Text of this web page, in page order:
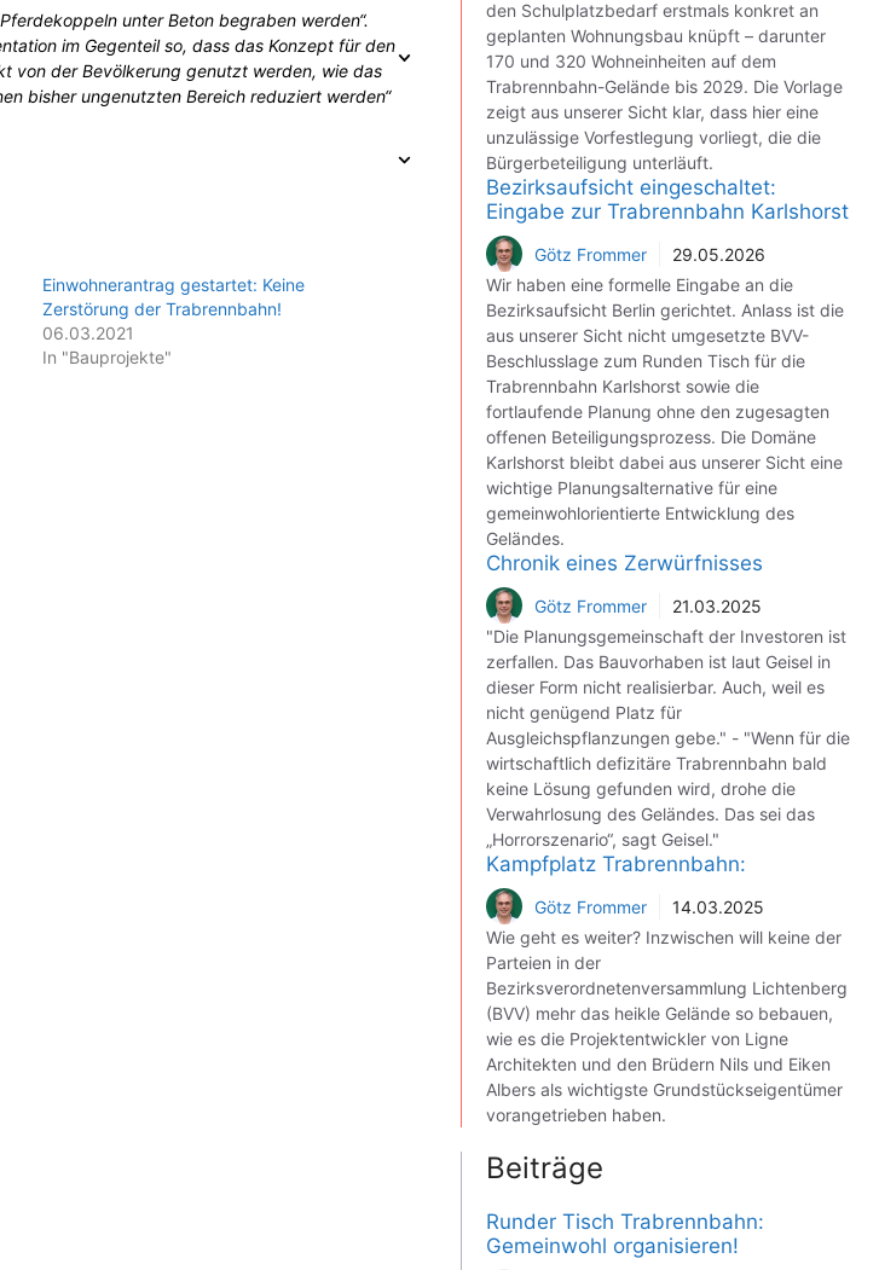
unter Beton begraben werden“.
im Gegenteil so, dass das Konzept für den
von der Bevölkerung genutzt werden, wie das
bisher ungenutzten Bereich reduziert werden“
Einwohnerantrag gestartet: Keine
Zerstörung der Trabrennbahn!
06.03.2021
In "Bauprojekte"
den Schulplatzbedarf erstmals konkret an
geplanten Wohnungsbau knüpft – darunter
170 und 320 Wohneinheiten auf dem
Trabrennbahn-Gelände bis 2029. Die Vorlage
zeigt aus unserer Sicht klar, dass hier eine
unzulässige Vorfestlegung vorliegt, die die
Bürgerbeteiligung unterläuft.
Bezirksaufsicht eingeschaltet:
Eingabe zur Trabrennbahn Karlshorst
Götz Frommer
29.05.2026
Wir haben eine formelle Eingabe an die
Bezirksaufsicht Berlin gerichtet. Anlass ist die
aus unserer Sicht nicht umgesetzte BVV-
Beschlusslage zum Runden Tisch für die
Trabrennbahn Karlshorst sowie die
fortlaufende Planung ohne den zugesagten
offenen Beteiligungsprozess. Die Domäne
Karlshorst bleibt dabei aus unserer Sicht eine
wichtige Planungsalternative für eine
gemeinwohlorientierte Entwicklung des
Geländes.
Chronik eines Zerwürfnisses
Götz Frommer
21.03.2025
"Die Planungsgemeinschaft der Investoren ist
zerfallen. Das Bauvorhaben ist laut Geisel in
dieser Form nicht realisierbar. Auch, weil es
nicht genügend Platz für
Ausgleichspflanzungen gebe." - "Wenn für die
wirtschaftlich defizitäre Trabrennbahn bald
keine Lösung gefunden wird, drohe die
Verwahrlosung des Geländes. Das sei das
„Horrorszenario“, sagt Geisel."
Kampfplatz Trabrennbahn:
Götz Frommer
14.03.2025
Wie geht es weiter? Inzwischen will keine der
Parteien in der
Bezirksverordnetenversammlung Lichtenberg
(BVV) mehr das heikle Gelände so bebauen,
wie es die Projektentwickler von Ligne
Architekten und den Brüdern Nils und Eiken
Albers als wichtigste Grundstückseigentümer
vorangetrieben haben.
Beiträge
Runder Tisch Trabrennbahn:
Gemeinwohl organisieren!